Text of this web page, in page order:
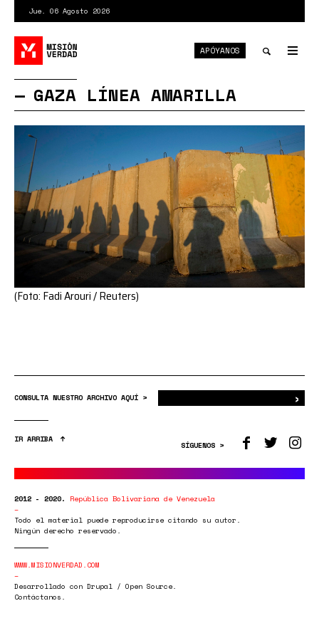
contenido
principal
Jue. 06 Agosto 2026
search
APÓYANOS
GAZA LÍNEA AMARILLA
(Foto: Fadi Arouri / Reuters)
CONSULTA NUESTRO ARCHIVO AQUÍ > ›
IR ARRIBA
SÍGUENOS >
2012 - 2020. República Bolivariana de Venezuela
Todo el material puede reproducirse citando su autor.
Ningún derecho reservado.
WWW.MISIONVERDAD.COM
Desarrollado con Drupal / Open Source.
Contáctanos.